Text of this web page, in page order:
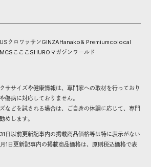
クロワッサンGINZAHanako& Premiumcolocal
MCS こここ SHUROマガジンワールド
ササイズや健康情報は、専門家への取材を行っており
傷病に対応しておりません。
などを試される場合は、ご自身の体調に応じて、専門
めします。
日以前更新記事内の掲載商品価格等は特に表示がない
1日更新記事内の掲載商品価格は、原則税込価格で表